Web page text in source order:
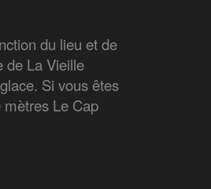
du lieu et de
de La Vieille
Si vous êtes
Le Cap